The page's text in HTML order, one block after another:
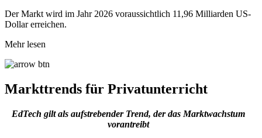
Der Markt wird im Jahr 2026 voraussichtlich 11,96 Milliarden US-
Dollar erreichen.
Mehr lesen
Markttrends für Privatunterricht
EdTech gilt als aufstrebender Trend, der das Marktwachstum
vorantreibt